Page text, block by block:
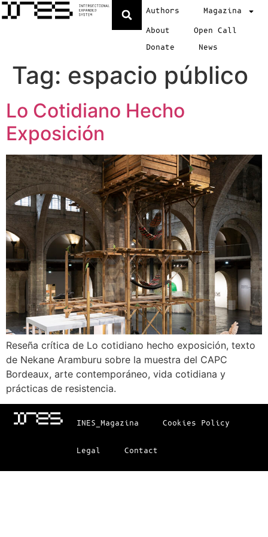
Authors
Magazina
About
Open Call
Donate
News
Tag: espacio público
Lo Cotidiano Hecho
Exposición
Reseña crítica de Lo cotidiano hecho exposición, texto
de Nekane Aramburu sobre la muestra del CAPC
Bordeaux, arte contemporáneo, vida cotidiana y
prácticas de resistencia.
INES_Magazina Cookies Policy
Legal Contact